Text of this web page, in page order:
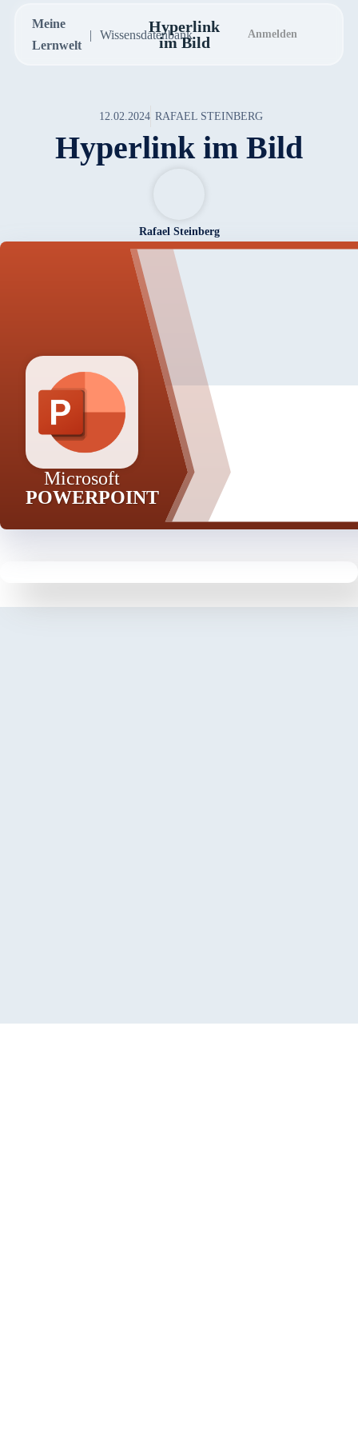
Meine
Lernwelt
Wissensdatenbank
Hyperlink
im Bild
Anmelden
12.02.2024 RAFAEL STEINBERG
Hyperlink im Bild
Rafael Steinberg
Microsoft
POWERPOINT